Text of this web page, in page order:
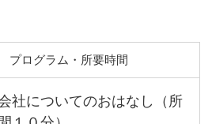
プログラム・所要時間
社についてのおはなし（所